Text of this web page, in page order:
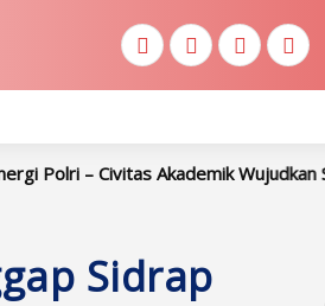
Akademik Wujudkan Sidrap Aman
Sidrap